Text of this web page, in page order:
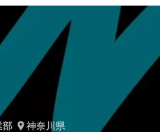
部
神奈川県